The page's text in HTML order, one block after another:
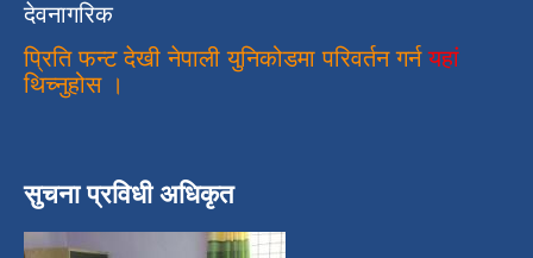
देवनागरिक
प्रिति फन्ट देखी नेपाली युनिकोडमा परिवर्तन गर्न यहां
थिच्नुहोस ।
सुचना प्रविधी अधिकृत